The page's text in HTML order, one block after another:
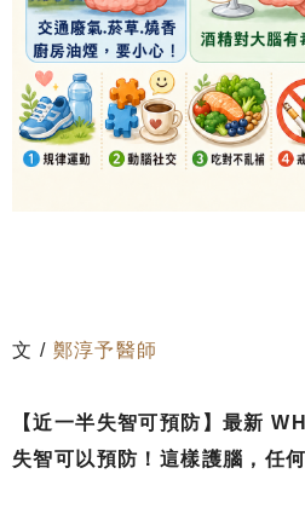
文 / 鄭淳予醫師
【近一半失智可預防】最新
失智可以預防！這樣護腦，任